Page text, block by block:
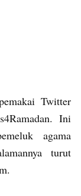
Twitter
Ini
agama
turut